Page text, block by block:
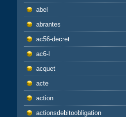
abel
abrantes
ac56-decret
ac6-l
acquet
acte
action
actionsdebitoobligation